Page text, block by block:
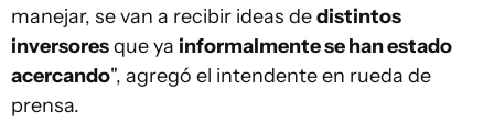
manejar, se van a recibir ideas dedistintos
inversoresque ya informalmente se han estado
acercando", agregó el intendente en rueda de
prensa.